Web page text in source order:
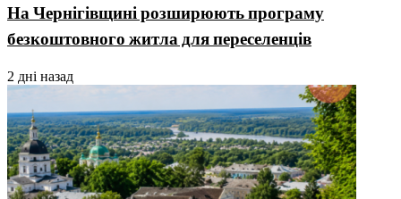
На Чернігівщині розширюють програму
безкоштовного житла для переселенців
2 дні назад